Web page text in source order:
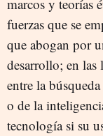
marcos y teorías
fuerzas que se
que abogan por
desarrollo; en las
entre la
o de la
tecnología si su